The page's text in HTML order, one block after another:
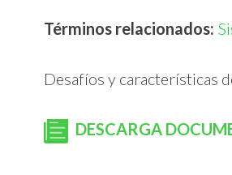
Términos relacionados:
Desafíos y características
DESCARGA